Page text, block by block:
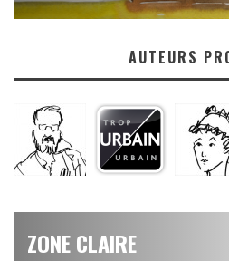
AUTEURS
ZONE CLAIRE